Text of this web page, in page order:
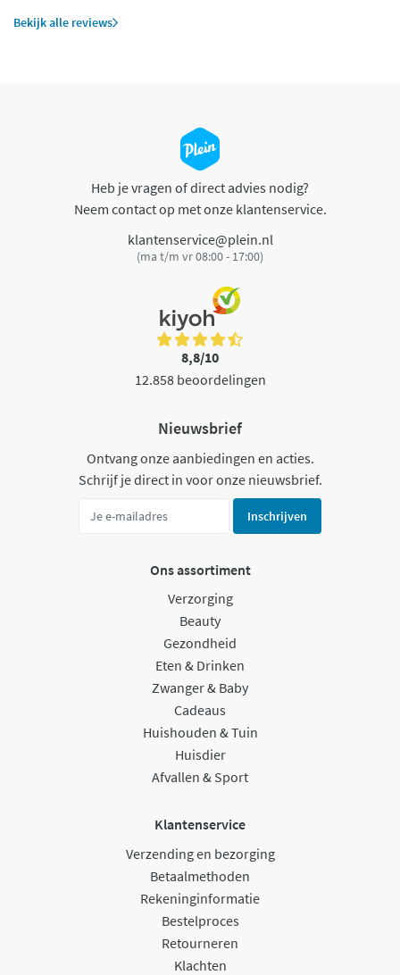
Bekijk alle reviews
Heb je vragen of direct advies nodig?
Neem contact op met onze klantenservice.
klantenservice@plein.nl
(ma t/m vr 08:00 - 17:00)
8,8/10
12.858 beoordelingen
Nieuwsbrief
Ontvang onze aanbiedingen en acties.
Schrijf je direct in voor onze nieuwsbrief.
Inschrijven
Ons assortiment
Verzorging
Beauty
Gezondheid
Eten & Drinken
Zwanger & Baby
Cadeaus
Huishouden & Tuin
Huisdier
Afvallen & Sport
Klantenservice
Verzending en bezorging
Betaalmethoden
Rekeninginformatie
Bestelproces
Retourneren
Klachten